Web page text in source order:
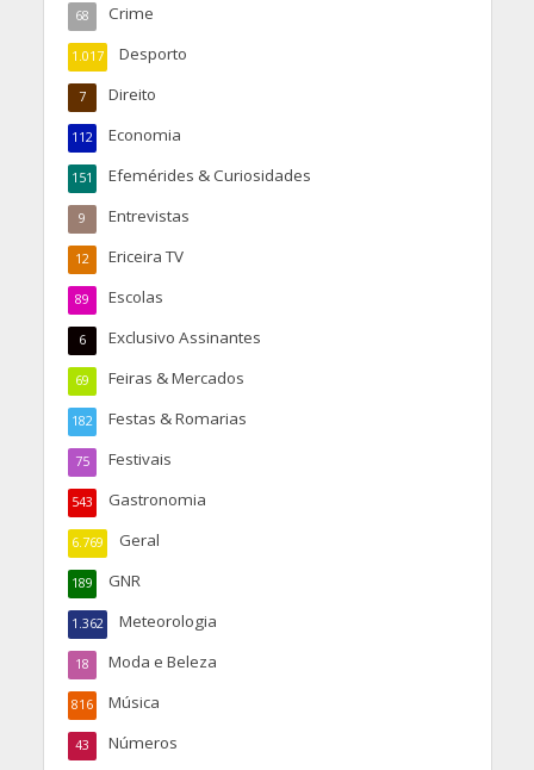
Crime
68
Desporto
1.017
Direito
7
Economia
112
Efemérides & Curiosidades
151
Entrevistas
9
Ericeira TV
12
Escolas
89
Exclusivo Assinantes
6
Feiras & Mercados
69
Festas & Romarias
182
Festivais
75
Gastronomia
543
Geral
6.769
GNR
189
Meteorologia
1.362
Moda e Beleza
18
Música
816
Números
43